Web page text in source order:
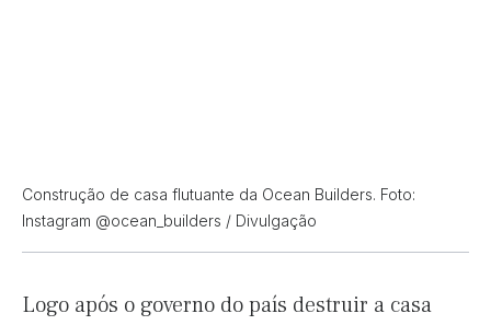
Construção de casa flutuante da Ocean Builders. Foto:
Instagram @ocean_builders / Divulgação
Logo após o governo do país destruir a casa